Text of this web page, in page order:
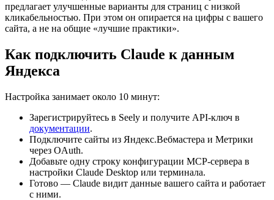
предлагает улучшенные варианты для страниц с низкой
кликабельностью. При этом он опирается на цифры с вашего
сайта, а не на общие «лучшие практики».
Как подключить Claude к данным
Яндекса
Настройка занимает около 10 минут:
Зарегистрируйтесь в Seely и получите API-ключ в
документации.
Подключите сайты из Яндекс.Вебмастера и Метрики
через OAuth.
Добавьте одну строку конфигурации MCP-сервера в
настройки Claude Desktop или терминала.
Готово — Claude видит данные вашего сайта и работает
с ними.